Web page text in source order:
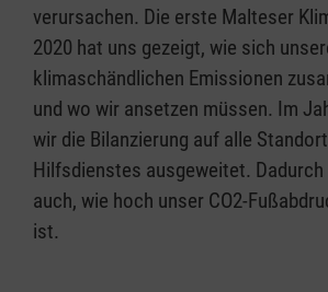
verursachen. Die erste Malteser
2020 hat uns gezeigt, wie sich
klimaschändlichen Emissionen
und wo wir ansetzen müssen. Im
wir die Bilanzierung auf alle
Hilfsdienstes ausgeweitet.
auch, wie hoch unser CO2-
ist.